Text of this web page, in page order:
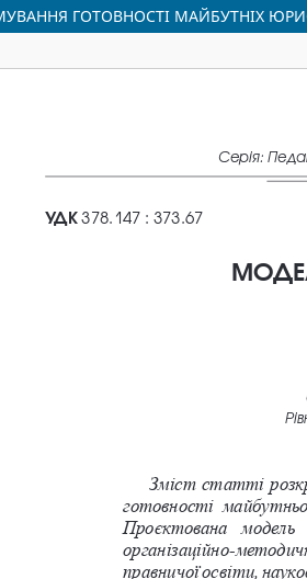
ГОТОВНОСТІ МАЙБУТНІХ